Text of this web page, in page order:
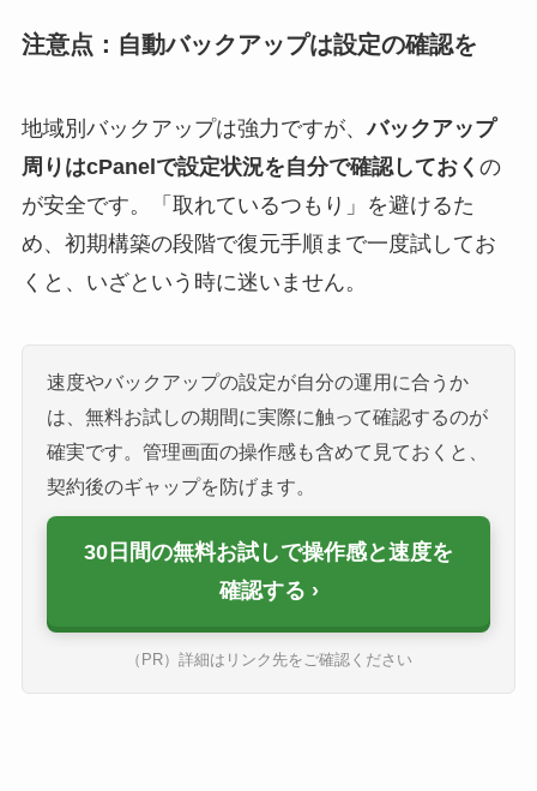
注意点：自動バックアップは設定の確認を
地域別バックアップは強力ですが、バックアップ
周りはcPanelで設定状況を自分で確認しておく の
が安全です。「取れているつもり」を避けるた
め、初期構築の段階で復元手順まで一度試してお
くと、いざという時に迷いません。
速度やバックアップの設定が自分の運用に合うか
は、無料お試しの期間に実際に触って確認するのが
確実です。管理画面の操作感も含めて見ておくと、
契約後のギャップを防げます。
30日間の無料お試しで操作感と速度を
確認する
（PR）詳細はリンク先をご確認ください